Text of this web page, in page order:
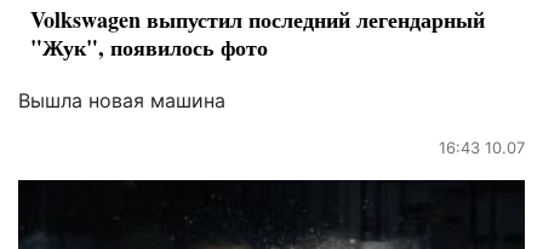
Volkswagen выпустил последний легендарный
"Жук", появилось фото
Вышла новая машина
16:43 10.07